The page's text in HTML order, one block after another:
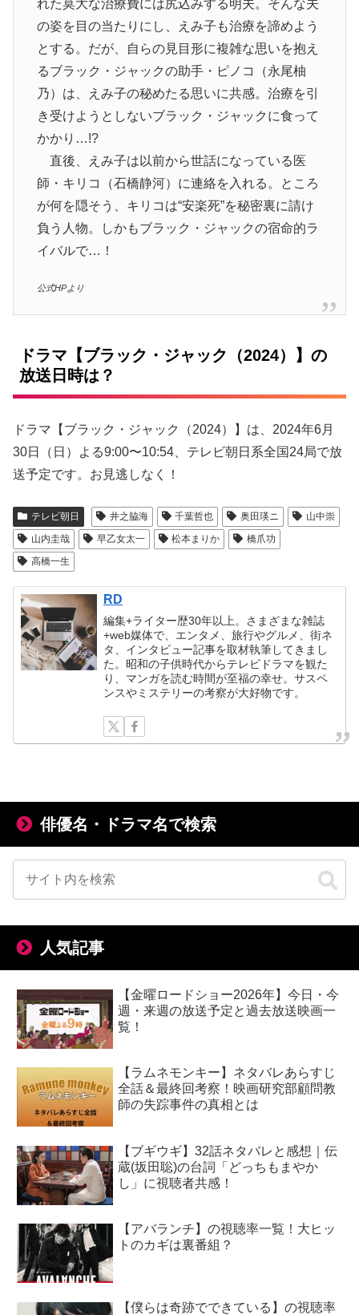
れた莫大な治療費には尻込みする明夫。そんな夫
の姿を目の当たりにし、えみ子も治療を諦めよう
とする。だが、自らの見目形に複雑な思いを抱え
るブラック・ジャックの助手・ピノコ（永尾柚
乃）は、えみ子の秘めたる思いに共感。治療を引
き受けようとしないブラック・ジャックに食って
かかり…!?
直後、えみ子は以前から世話になっている医
師・キリコ（石橋静河）に連絡を入れる。ところ
が何を隠そう、キリコは“安楽死”を秘密裏に請け
負う人物。しかもブラック・ジャックの宿命的ラ
イバルで…！
公式HPより
ドラマ【ブラック・ジャック（2024）】の
放送日時は？
ドラマ【ブラック・ジャック（2024）】は、2024年6月
30日（日）よる9:00〜10:54、テレビ朝日系全国24局で放
送予定です。お見逃しなく！
テレビ朝日 井之脇海 千葉哲也 奥田瑛ニ
山中崇
山内圭哉
早乙女太一 松本まりか
橋爪功
高橋一生
RD
編集+ライター歴30年以上。さまざまな雑誌
+web媒体で、エンタメ、旅行やグルメ、街ネ
タ、インタビュー記事を取材執筆してきまし
た。昭和の子供時代からテレビドラマを観た
り、マンガを読む時間が至福の幸せ。サスペ
ンスやミステリーの考察が大好物です。
俳優名・ドラマ名で検索
人気記事
【金曜ロードショー2026年】今日・今
週・来週の放送予定と過去放送映画一
覧！
【ラムネモンキー】ネタバレあらすじ
全話＆最終回考察！映画研究部顧問教
師の失踪事件の真相とは
【ブギウギ】32話ネタバレと感想｜伝
蔵(坂田聡)の台詞「どっちもまやか
し」に視聴者共感！
【アバランチ】の視聴率一覧！大ヒッ
トのカギは裏番組？
【僕らは奇跡でできている】の視聴率